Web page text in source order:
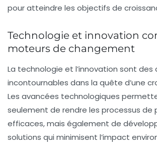
pour atteindre les objectifs de
Technologie et innovation
moteurs de changement
La technologie et l’innovation sont des
incontournables dans la quête d’une
Les avancées technologiques
seulement de rendre les processus de
efficaces, mais également de
solutions qui minimisent l’impact